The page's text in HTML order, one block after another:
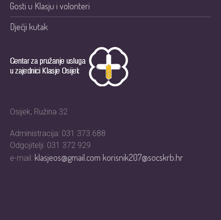
Gosti u Klasju i volonteri
Dječji kutak
Osijek, Ružina 32
Administracija: 031 373 688
Odgojitelji: 031 372 929
e-mail: klasjeos@gmail.comkorisnik207@socskrb.hr